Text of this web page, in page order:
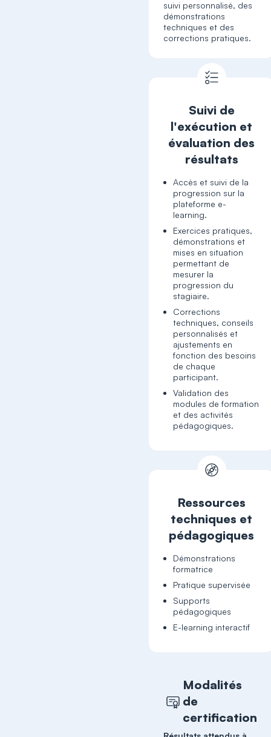
suivi personnalisé, des
démonstrations
techniques et des
corrections pratiques.
Suivi de
l'exécution et
évaluation des
résultats
Accès et suivi de la
progression sur la
plateforme e-
Exercices pratiques,
démonstrations et
mises en situation
permettant de
mesurer la
progression du
stagiaire.
Corrections
techniques, conseils
personnalisés et
ajustements en
fonction des besoins
de chaque
participant.
Validation des
modules de formation
et des activités
Ressources
techniques et
pédagogiques
Démonstrations
formatrice
Pratique supervisée
Supports
pédagogiques
E-learning interactif
Modalités
de
certification